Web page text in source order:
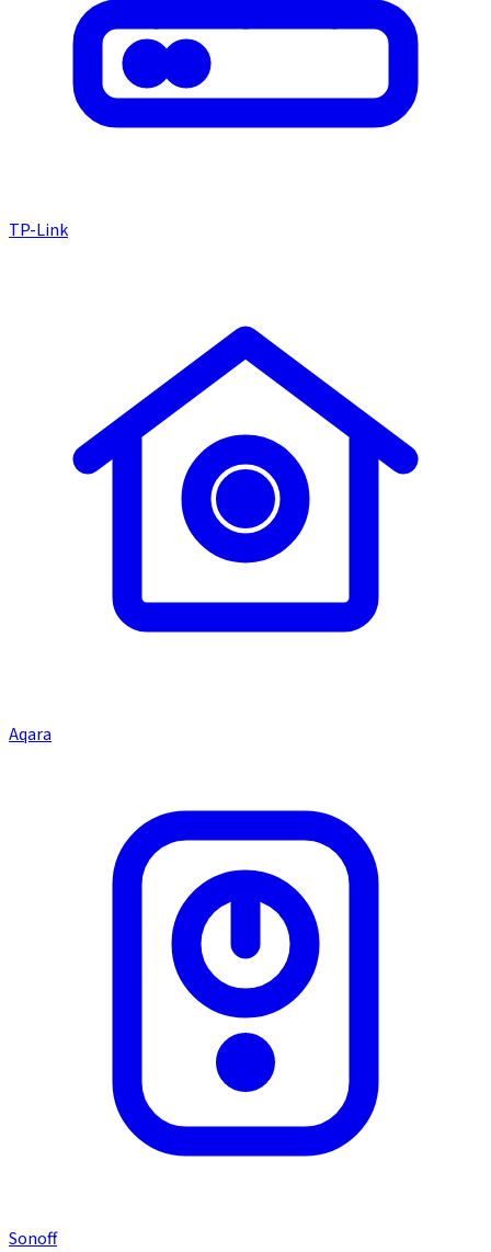
TP-Link
Aqara
Sonoff